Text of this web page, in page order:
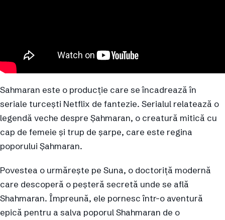
Sahmaran este o producție care se încadrează în
seriale turcești Netflix de fantezie. Serialul relatează o
legendă veche despre Şahmaran, o creatură mitică cu
cap de femeie și trup de șarpe, care este regina
poporului Şahmaran.
Povestea o urmărește pe Suna, o doctoriță modernă
care descoperă o peșteră secretă unde se află
Shahmaran. Împreună, ele pornesc într-o aventură
epică pentru a salva poporul Shahmaran de o